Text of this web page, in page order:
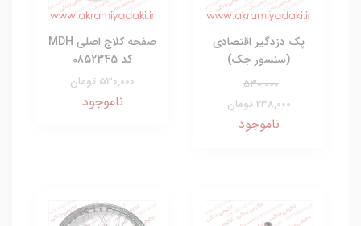
پک دزدگیر اقتصادی
(سنسور جک)
530,000
238,000 تومان
ناموجود
صفحه کلاج اصلی MDH
کد 0852345
530,000 تومان
ناموجود